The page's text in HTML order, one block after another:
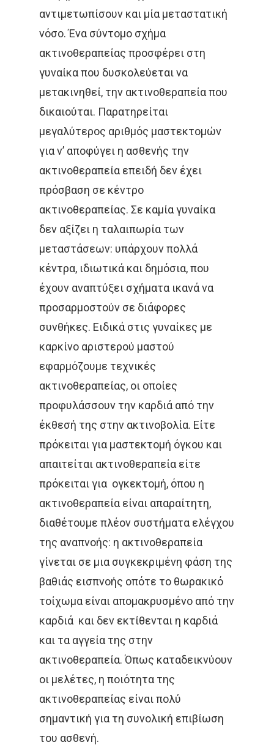
αντιμετωπίσουν και μία μεταστατική
νόσο. Ένα σύντομο σχήμα
ακτινοθεραπείας προσφέρει στη
γυναίκα που δυσκολεύεται να
μετακινηθεί, την ακτινοθεραπεία που
δικαιούται. Παρατηρείται
μεγαλύτερος αριθμός μαστεκτομών
για ν’ αποφύγει η ασθενής την
ακτινοθεραπεία επειδή δεν έχει
πρόσβαση σε κέντρο
ακτινοθεραπείας. Σε καμία γυναίκα
δεν αξίζει η ταλαιπωρία των
μεταστάσεων: υπάρχουν πολλά
κέντρα, ιδιωτικά και δημόσια, που
έχουν αναπτύξει σχήματα ικανά να
προσαρμοστούν σε διάφορες
συνθήκες. Ειδικά στις γυναίκες με
καρκίνο αριστερού μαστού
εφαρμόζουμε τεχνικές
ακτινοθεραπείας, οι οποίες
προφυλάσσουν την καρδιά από την
έκθεσή της στην ακτινοβολία. Είτε
πρόκειται για μαστεκτομή όγκου και
απαιτείται ακτινοθεραπεία είτε
πρόκειται για ογκεκτομή, όπου η
ακτινοθεραπεία είναι απαραίτητη,
διαθέτουμε πλέον συστήματα ελέγχου
της αναπνοής: η ακτινοθεραπεία
γίνεται σε μια συγκεκριμένη φάση της
βαθιάς εισπνοής οπότε το θωρακικό
τοίχωμα είναι απομακρυσμένο από την
καρδιά και δεν εκτίθενται η καρδιά
και τα αγγεία της στην
ακτινοθεραπεία. Όπως καταδεικνύουν
οι μελέτες, η ποιότητα της
ακτινοθεραπείας είναι πολύ
σημαντική για τη συνολική επιβίωση
του ασθενή.
Λεμφώματα –
Λαιμού
Ετικέτες
CROWNE PLAZA
ΒΡΑΧΥΘΕΡΑΠΕΊΑ
ΔΡ. ΔΈΣΠΟΙΝΑ ΚΑΤΣΏΧΗ
ΚΑΡΚΊΝΟΣ ΤΟΥ ΜΑΣΤΟΎ
ΚΑΡΚΊΝΟΣ ΤΟΥ
ΜΑΣΤΌΣ
ΣΤΕΡΕΟΤΑΚΤΙΚΉ
ΑΚΤΙΝΟΘΕΡΑΠΕΊΑ
ΈΡΕΥΝΑ
ΑΚΤΙΝΟΘΕΡΑΠΕΊΑ
ΑΝΟΣΟΘΕΡΑΠΕΊΑ
ΑΞΟΝΙΚΉ ΤΟΜΟΓΡΑΦΊΑ
ΑΠΟΘΕΡΑΠΕΥΜΈΝΟΙ
ΑΣΘΕΝΕΊΣ
ΘΕΡΑΠΕΊΑ ΚΆΠΝΙΣΜΑ
ΚΑΡΚΊΝΟΣ ΤΟΥ
ΚΑΡΚΊΝΟΣ ΤΟΥ ΠΑΧΈΟΣ
ΕΝΤΈΡΟΥ
ΚΑΡΚΊΝΟΣ ΤΟΥ